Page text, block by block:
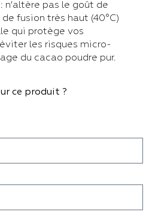
pas le goût de
fusion très haut (40°C)
qui protège vos
les risques micro-
du cacao poudre pur.
ce produit ?